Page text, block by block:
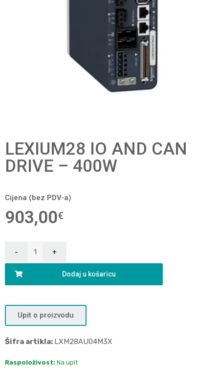
LEXIUM28 IO AND CAN
DRIVE – 400W
Cijena (bez PDV-a)
903,00€
Dodaj u košaricu
Upit o proizvodu
Šifra artikla: LXM28AU04M3X
Raspoloživost: Na upit